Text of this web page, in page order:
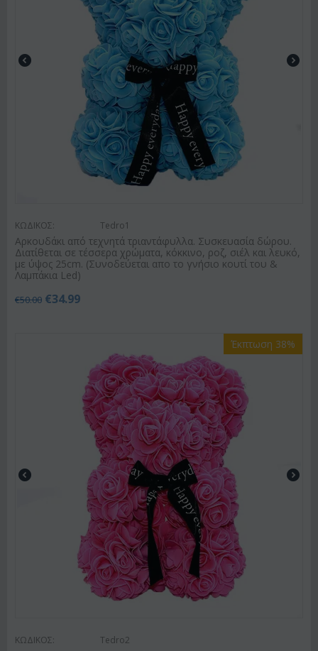
ΚΩΔΙΚΟΣ: Tedro1
Αρκουδάκι από τεχνητά τριαντάφυλλα. Συσκευασία δώρου.
Διατίθεται σε τέσσερα χρώματα, κόκκινο, ροζ, σιέλ και λευκό,
με ύψος 25cm. (Συνοδεύεται απο το γνήσιο κουτί του &
Λαμπάκια Led)
€50.00 €34.99
Έκπτωση 38%
ΚΩΔΙΚΟΣ: Tedro2